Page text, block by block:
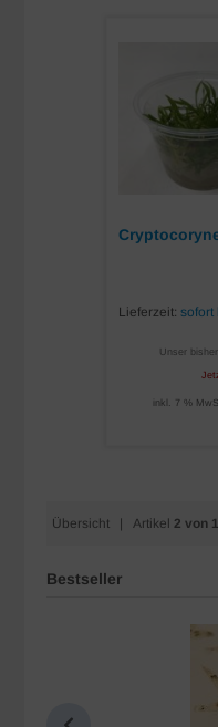
Lieferzeit:sofort
Unser
inkl. 7 %
Übersicht | Artikel 2 von
Bestseller